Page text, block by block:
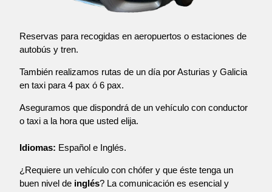
Reservas para recogidas en aeropuertos o estaciones de
autobús y tren.
También realizamos rutas de un día por Asturias y Galicia
en taxi para 4 pax ó 6 pax.
Aseguramos que dispondrá de un vehículo con conductor
o taxi a la hora que usted elija.
Idiomas: Español e Inglés.
¿Requiere un vehículo con chófer y que éste tenga un
buen nivel de inglés? La comunicación es esencial y